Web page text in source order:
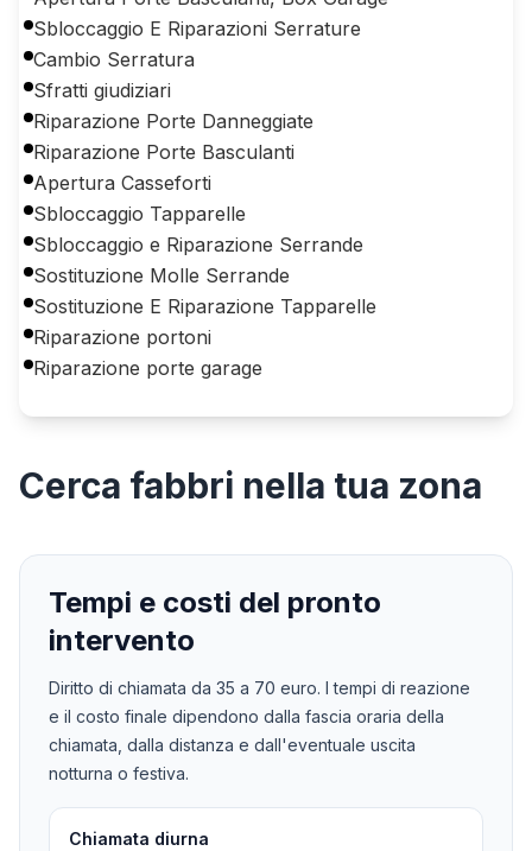
Sbloccaggio E Riparazioni Serrature
Cambio Serratura
Sfratti giudiziari
Riparazione Porte Danneggiate
Riparazione Porte Basculanti
Apertura Casseforti
Sbloccaggio Tapparelle
Sbloccaggio e Riparazione Serrande
Sostituzione Molle Serrande
Sostituzione E Riparazione Tapparelle
Riparazione portoni
Riparazione porte garage
Cerca fabbri nella tua zona
Tempi e costi del pronto
intervento
Diritto di chiamata da 35 a 70 euro. I tempi di reazione
e il costo finale dipendono dalla fascia oraria della
chiamata, dalla distanza e dall'eventuale uscita
notturna o festiva.
Chiamata diurna